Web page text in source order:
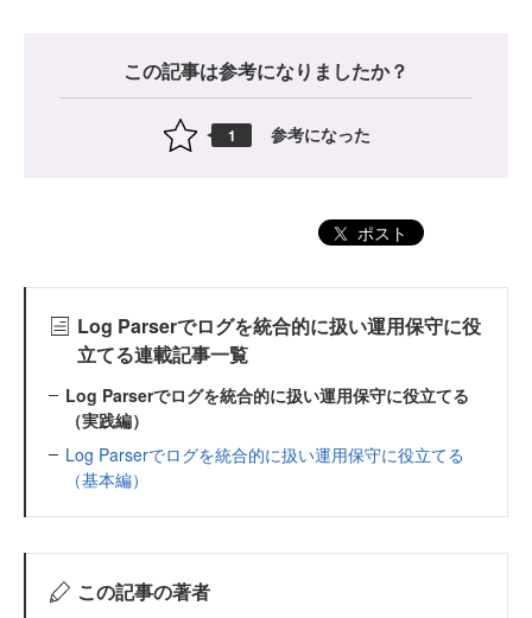
この記事は参考になりましたか？
1 参考になった
ポスト
Log Parserでログを統合的に扱い運用保守に役
立てる連載記事一覧
Log Parserでログを統合的に扱い運用保守に役立てる
（実践編）
Log Parserでログを統合的に扱い運用保守に役立てる
（基本編）
この記事の著者